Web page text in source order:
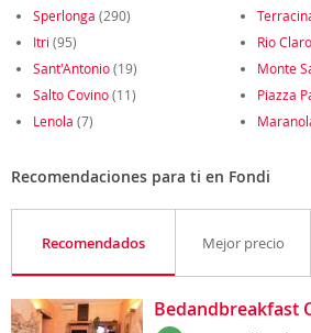
Sperlonga (290)
Itri (95) Rio Claro
Sant'Antonio(19) Monte
Salto Covino(11) Piazza
Lenola (7)
Recomendaciones para ti en Fondi
Recomendados Mejor precio
Bedandbreakfast